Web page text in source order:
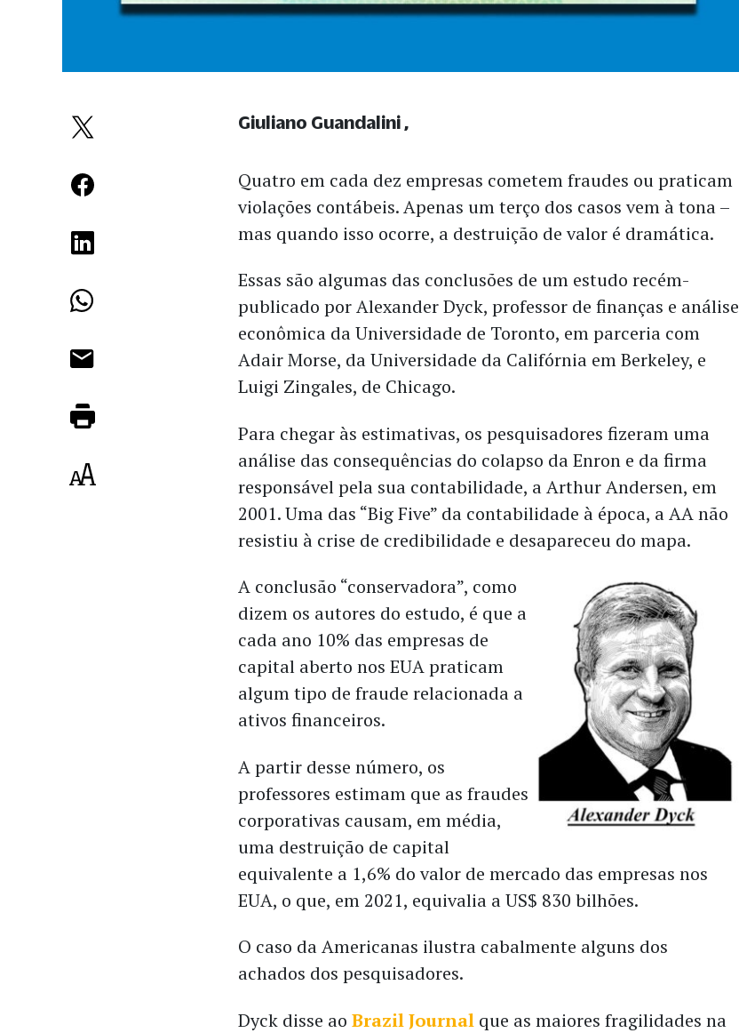
Quatro em cada dez empresas cometem fraudes ou praticam
violações contábeis. Apenas um terço dos casos vem à tona –
mas quando isso ocorre, a destruição de valor é dramática.
Essas são algumas das conclusões de um estudo recém-
publicado por Alexander Dyck, professor de finanças e análise
econômica da Universidade de Toronto, em parceria com
Adair Morse, da Universidade da Califórnia em Berkeley, e
Luigi Zingales, de Chicago.
Para chegar às estimativas, os pesquisadores fizeram uma
análise das consequências do colapso da Enron e da firma
responsável pela sua contabilidade, a Arthur Andersen, em
2001. Uma das “Big Five” da contabilidade à época, a AA não
resistiu à crise de credibilidade e desapareceu do mapa.
A conclusão “conservadora”, como
dizem os autores do estudo, é que a
cada ano 10% das empresas de
capital aberto nos EUA praticam
algum tipo de fraude relacionada a
ativos financeiros.
A partir desse número, os
professores estimam que as fraudes
corporativas causam, em média,
uma destruição de capital
equivalente a 1,6% do valor de mercado das empresas nos
EUA, o que, em 2021, equivalia a US$ 830 bilhões.
O caso da Americanas ilustra cabalmente alguns dos
achados dos pesquisadores.
Dyck disse aoBrazil Journal que as maiores fragilidades na
Giuliano Guandalini